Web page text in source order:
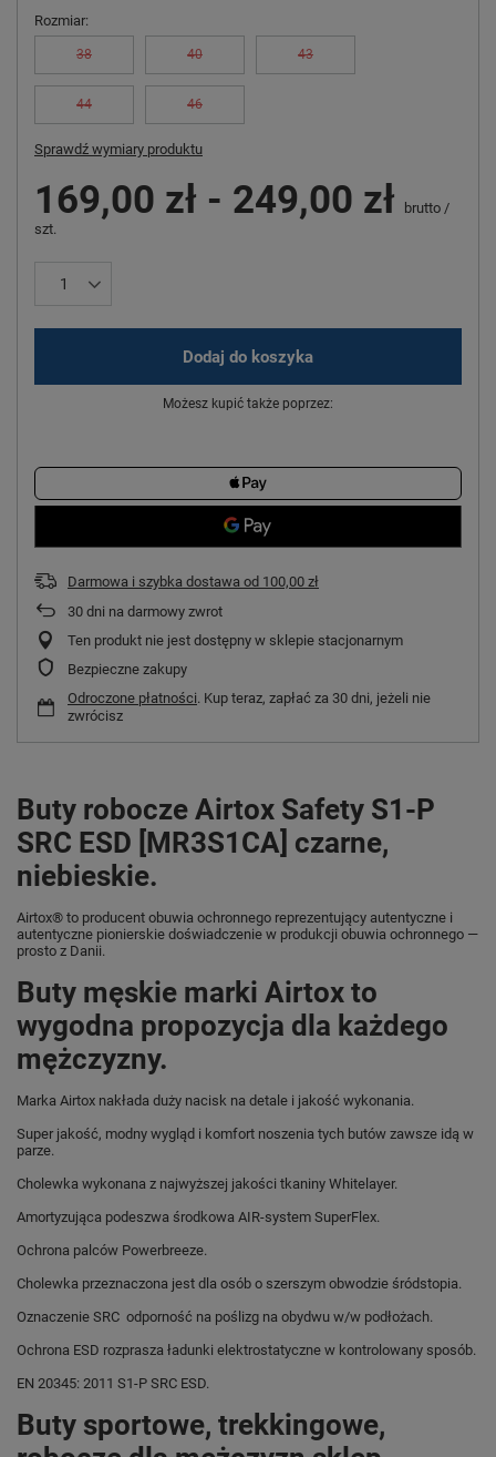
Rozmiar
38 40 43
44 46
Sprawdź wymiary produktu
169,00 zł - 249,00 zł brutto /
szt.
Dodaj do koszyka
Możesz kupić także poprzez:
Darmowa i szybka dostawa od 100,00 zł
30 dni na darmowy zwrot
Ten produkt nie jest dostępny w sklepie stacjonarnym
Bezpieczne zakupy
Odroczone płatności. Kup teraz, zapłać za 30 dni, jeżeli nie
zwrócisz
Buty robocze Airtox Safety S1-P
SRC ESD [MR3S1CA] czarne,
niebieskie.
Airtox® to producent obuwia ochronnego reprezentujący autentyczne i
autentyczne pionierskie doświadczenie w produkcji obuwia ochronnego —
prosto z Danii.
Buty męskie marki Airtox to
wygodna propozycja dla każdego
mężczyzny.
Marka Airtox nakłada duży nacisk na detale i jakość wykonania.
Super jakość, modny wygląd i komfort noszenia tych butów zawsze idą w
parze.
Cholewka wykonana z najwyższej jakości tkaniny Whitelayer.
Amortyzująca podeszwa środkowa AIR-system SuperFlex.
Ochrona palców Powerbreeze.
Cholewka przeznaczona jest dla osób o szerszym obwodzie śródstopia.
Oznaczenie SRC odporność na poślizg na obydwu w/w podłożach.
Ochrona ESD rozprasza ładunki elektrostatyczne w kontrolowany sposób.
EN 20345: 2011 S1-P SRC ESD.
Buty sportowe, trekkingowe,